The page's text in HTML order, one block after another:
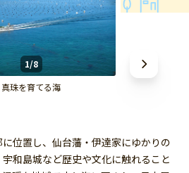
1/8
真珠を育てる海
位置し、仙台藩・伊達家にゆかりの
和島城など歴史や文化に触れること